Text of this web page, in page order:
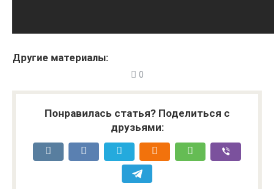
Другие материалы:
0
Понравилась статья? Поделиться с
друзьями: